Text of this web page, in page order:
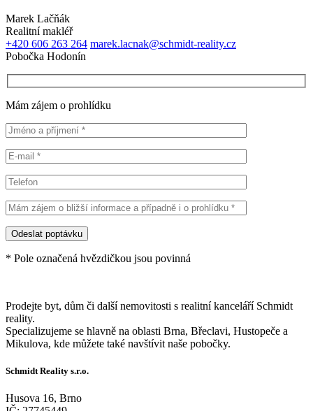
Marek Lačňák
Realitní makléř
+420 606 263 264 marek.lacnak@schmidt-reality.cz
Pobočka Hodonín
Mám zájem o prohlídku
* Pole označená hvězdičkou jsou povinná
Prodejte byt, dům či další nemovitosti s realitní kanceláří Schmidt
reality.
Specializujeme se hlavně na oblasti Brna, Břeclavi, Hustopeče a
Mikulova, kde můžete také navštívit naše pobočky.
Schmidt Reality s.r.o.
Husova 16, Brno